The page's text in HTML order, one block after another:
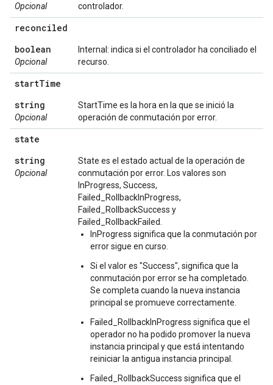
Opcional
controlador.
reconciled
boolean
Opcional
Internal: indica si el controlador ha conciliado el
recurso.
startTime
string
Opcional
StartTime es la hora en la que se inició la
operación de conmutación por error.
state
string
Opcional
State es el estado actual de la operación de
conmutación por error. Los valores son
InProgress, Success,
Failed_RollbackInProgress,
Failed_RollbackSuccess y
Failed_RollbackFailed.
InProgress significa que la conmutación por
error sigue en curso.
Si el valor es "Success", significa que la
conmutación por error se ha completado.
Se completa cuando la nueva instancia
principal se promueve correctamente.
Failed_RollbackInProgress significa que el
operador no ha podido promover la nueva
instancia principal y que está intentando
reiniciar la antigua instancia principal.
Failed_RollbackSuccess significa que el